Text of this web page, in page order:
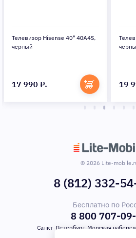
Телевизор Hisense 40" 40A4S,
черный
17 990 ₽. 19
© 2026 Lite-
8 (812) 332-
Бесплатно по
8 800 707-
Санкт-Петербург, Морская